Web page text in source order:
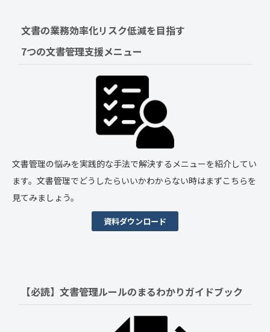
文書の業務効率化リスク低減を目指す
7つの文書管理支援メニュー
文書管理の悩みを実践的な手法で解決するメニューを紹介してい
ます。文書管理でどうしたらいいかわからない時はまずこちらを
見てみましょう。
資料ダウンロード
【必読】文書管理ルールのまるわかりガイドブック